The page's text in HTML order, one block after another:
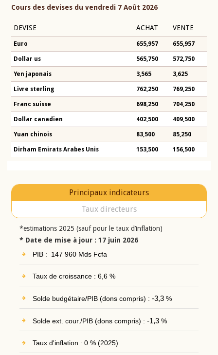
Cours des devises du vendredi 7 Août 2026
DEVISE ACHAT VENTE
Euro 655,957 655,957
Dollar us 565,750 572,750
Yen japonais 3,565 3,625
Livre sterling 762,250 769,250
Franc suisse 698,250 704,250
Dollar canadien 402,500 409,500
Yuan chinois 83,500 85,250
Dirham Emirats Arabes Unis 153,500 156,500
Principaux indicateurs
Taux directeurs
*estimations 2025 (sauf pour le taux d’inflation)
* Date de mise à jour : 17 juin 2026
PIB : 147 960 Mds Fcfa
Taux de croissance : 6,6 %
Solde budgétaire/PIB (dons compris) : -3,3%
Solde ext. cour./PIB (dons compris) : -1,3%
Taux d'inflation : 0 % (2025)